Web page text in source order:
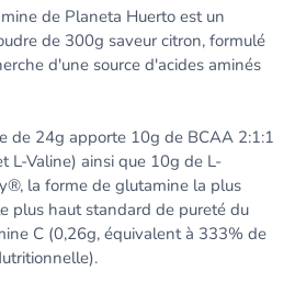
de Planeta Huerto est un
de 300g saveur citron, formulé
d'une source d'acides aminés
de 24g apporte 10g de BCAA 2:1:1
L-Valine) ainsi que 10g de L-
la forme de glutamine la plus
plus haut standard de pureté du
C (0,26g, équivalent à 333% de